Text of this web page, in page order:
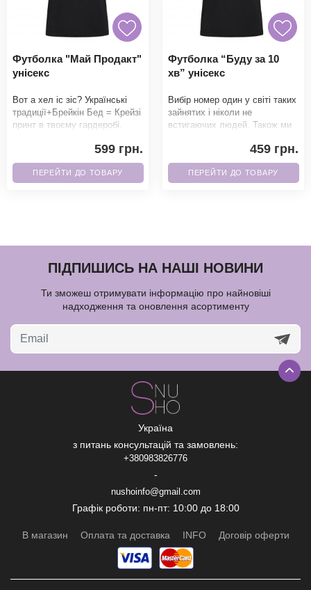
Футболка "Май Продакт"
унісекс
Вот а хел іс зіс? Українські
традиції+Брейкін Бед = Крейзі
принт в твоєму гардеробі.
599 грн.
ПЕРЕЙТИ ДО ТОВАРУ
Футболка “Буду за 10
хв” унісекс
Вибір номер один у світі таких
зайнятих і ніколи не
встигаючих людей. Також ми
459 грн.
ПЕРЕЙТИ ДО ТОВАРУ
ПІДПИШИСЬ НА НАШІ НОВИНИ
Ти зможеш отримувати інформацію про найновіші
надходження та оновлення асортименту
Україна
з питань консультацій та замовлень:
+380983826776
-
nushoinfo@gmail.com
Графік роботи: пн-пт: 10:00 до 18:00
В магазин Оплата та доставка INFO Договір оферти